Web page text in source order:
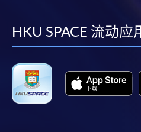
以上中文本純作參考之用，如內
HKU SPACE 流动应